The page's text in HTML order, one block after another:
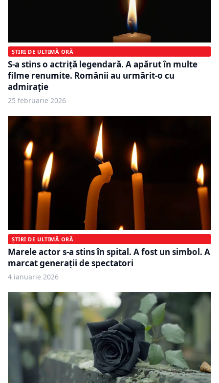
ȘTIRI DE ULTIMĂ ORĂ
S-a stins o actriță legendară. A apărut în multe
filme renumite. Românii au urmărit-o cu
admirație
25 februarie 2026
ȘTIRI DE ULTIMĂ ORĂ
Marele actor s-a stins în spital. A fost un simbol. A
marcat generații de spectatori
4 ianuarie 2026